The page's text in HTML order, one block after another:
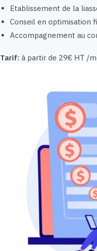
Etablissement de la
Conseil en optimisation
Accompagnement au
Tarif: à partir de 29€ HT /